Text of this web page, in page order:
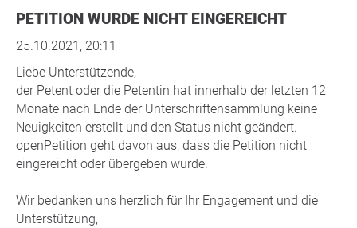
PETITION WURDE NICHT EINGEREICHT
25.10.2021, 20:11
Liebe Unterstützende,
der Petent oder die Petentin hat innerhalb der letzten 12
Monate nach Ende der Unterschriftensammlung keine
Neuigkeiten erstellt und den Status nicht geändert.
openPetition geht davon aus, dass die Petition nicht
eingereicht oder übergeben wurde.
Wir bedanken uns herzlich für Ihr Engagement und die
Unterstützung,